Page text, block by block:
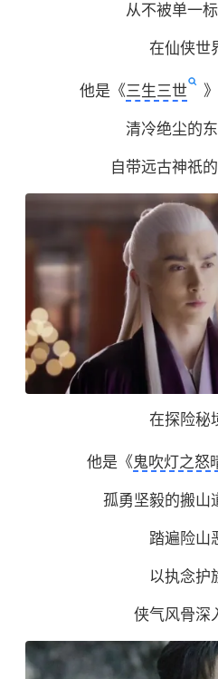
从不被单一标
在仙侠世
他是《三生三世
清冷绝尘的东
自带远古神祇
在探险秘
他是《鬼吹灯之怒
孤勇坚毅的搬山
踏遍险山
以执念护
侠气风骨深